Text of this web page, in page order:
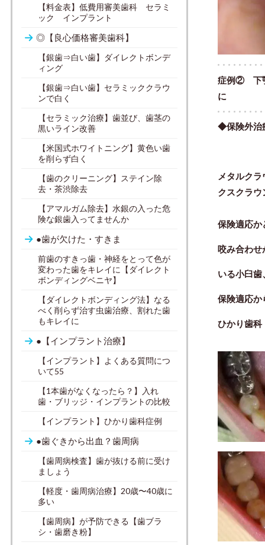
症例② 下
に
◆保険外
メタルク
クスクラウ
保険適応か
咬み合わせ
いる小臼
保険適応か
ひかり歯
【料金表】低費用審美歯科 セラミ
ック インプラント
◎【良心価格審美歯科】
【銀歯⇒白い歯】ダイレクトボンデ
ィング
【銀歯⇒白い歯】セラミッククラウ
ンで白く
【セラミック治療】歯並び、歯茎の
黒いライン改善
【米国式ホワイトニング】黄色い歯
を削らず白く
【歯のクリーニング】ステイン除
去・茶渋除去
【アマルガム除去】水銀の入った危
険な銀歯入ってませんか
●歯が欠けた・すきま
前歯のすきっ歯・神経をとって色が
変わった歯をキレイに【ダイレクト
ボンディングベニヤ】
【ダイレクトボンディング法】なる
べく削らず治す虫歯治療、割れた歯
もキレイに
●【インプラント治療】
【インプラント】よくある質問につ
いて55
【1本歯がなくなったら？】入れ
歯・ブリッジ・インプラントの比較
【インプラント】ひかり歯科症例
●歯ぐきから出血？歯周病
【歯周病検査】歯が抜ける前に受け
ましょう
【軽度・歯周病治療】20歳〜40歳に
多い
【歯周病】が予防できる【歯ブラ
シ・歯磨き粉】